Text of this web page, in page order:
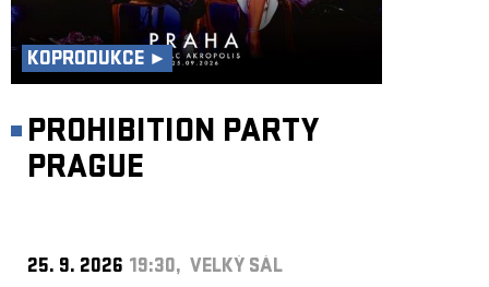
KOPRODUKCE ►
PROHIBITION PARTY
PRAGUE
25. 9. 2026 19:30, VELKÝ SÁL